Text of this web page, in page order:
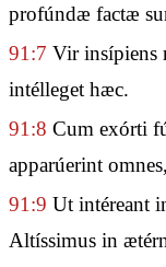
profúndæ factæ
91:7 Vir insípiens
intélleget hæc.
91:8 Cum exórti
apparúerint
91:9 Ut intéreant
Altíssimus in